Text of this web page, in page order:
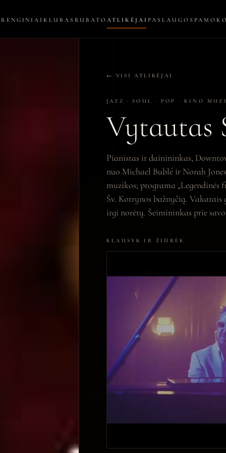
RENGINIAI KLUBAS RUBATOATLIKĖJAI PASLAUGOS
← VISI ATLIKĖJAI
JAZZ · SOUL · POP · KINO
Vytautas
Pianistas ir dainininkas,
nuo Michael Bublé ir Norah
muzikos; programa
Šv. Kotrynos bažnyčią.
irgi norėtų. Šeimininkas prie
KLAUSYK IR ŽIŪRĖK